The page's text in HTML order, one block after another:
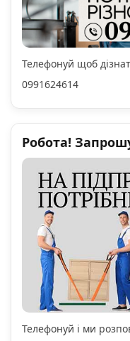
Телефонуй щоб
0991624614
Робота!
Телефонуй і ми